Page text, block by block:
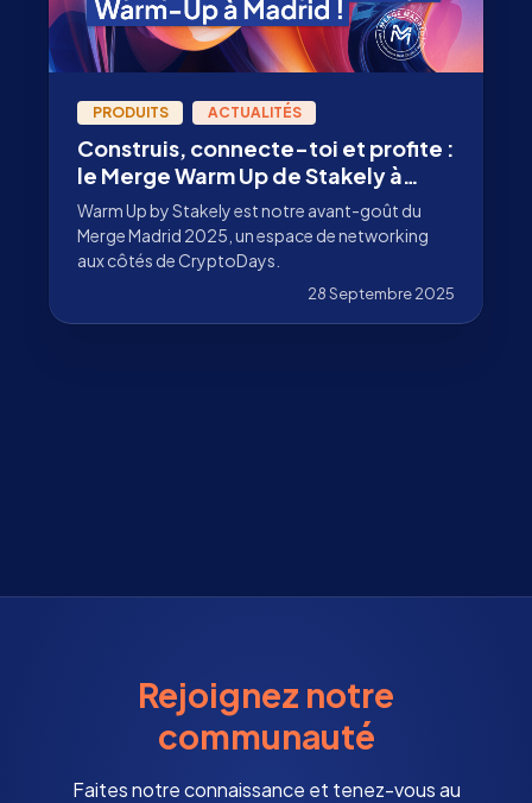
PRODUITS ACTUALITÉS
Construis, connecte-toi et profite :
le Merge Warm Up de Stakely à
Madrid
Warm Up by Stakely est notre avant-goût du
Merge Madrid 2025, un espace de networking
aux côtés de CryptoDays.
28 Septembre 2025
Rejoignez notre
communauté
Faites notre connaissance et tenez-vous au